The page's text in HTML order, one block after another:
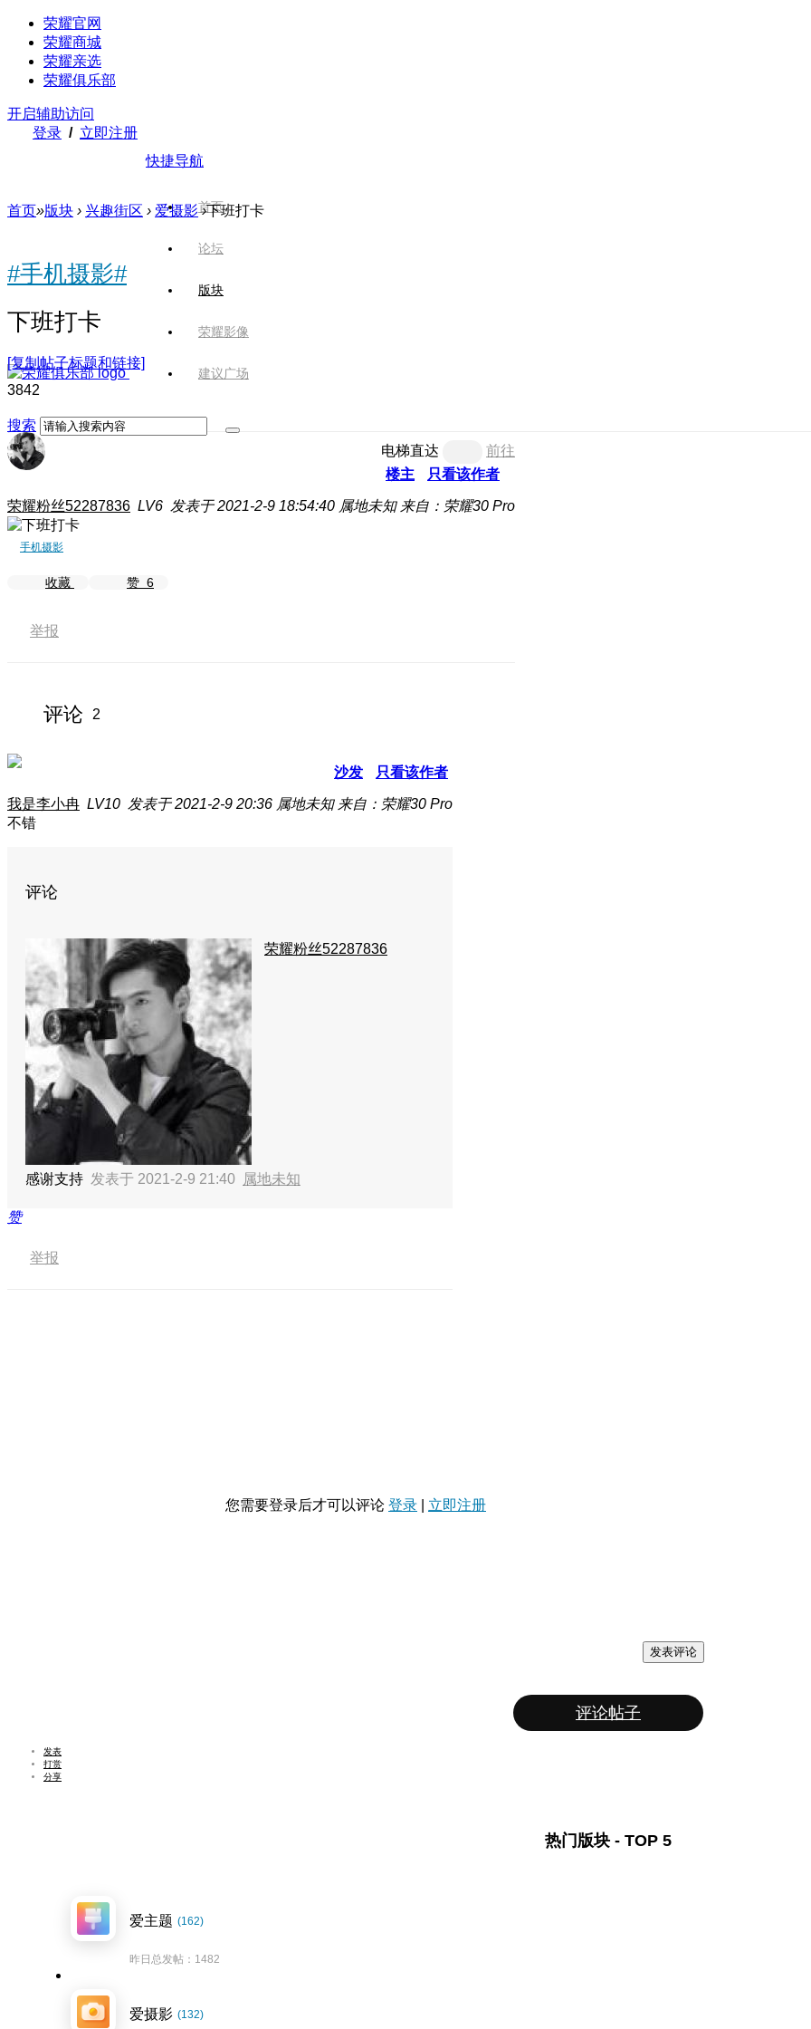
荣耀官网
荣耀商城
荣耀亲选
荣耀俱乐部
开启辅助访问
登录 / 立即注册
快捷导航
首页
论坛
版块
荣耀影像
建议广场
搜索
首页»版块 › 兴趣街区 › 爱摄影 ›下班打卡
#手机摄影#
下班打卡
[复制帖子标题和链接]
3842
电梯直达
前往
楼主
只看该作者
荣耀粉丝52287836 LV6 发表于 2021-2-9 18:54:40 属地未知 来自：荣耀30 Pro
手机摄影
收藏 赞 6
举报
评论 2
沙发 只看该作者
我是李小冉 LV10 发表于 2021-2-9 20:36 属地未知 来自：荣耀30 Pro
不错
评论
荣耀粉丝52287836
感谢支持 发表于 2021-2-9 21:40 属地未知
赞
举报
您需要登录后才可以评论 登录 立即注册
发表评论
评论帖子
发表
打赏
分享
热门版块 - TOP 5
爱主题 (162)
昨日总发帖：1482
爱摄影 (132)